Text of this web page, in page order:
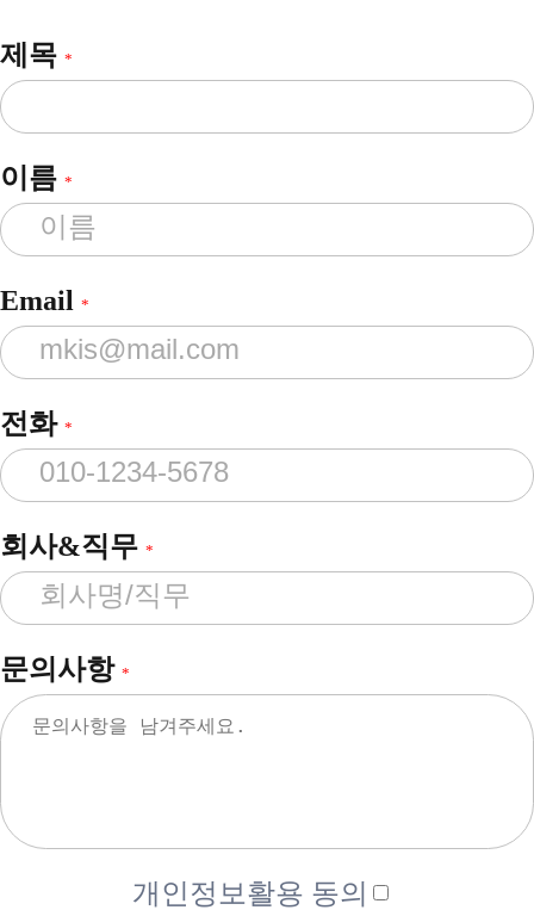
제목 *
이름 *
Email *
전화 *
회사&직무 *
문의사항 *
개인정보활용 동의